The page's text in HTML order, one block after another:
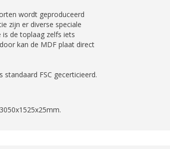
wordt geproduceerd
zijn er diverse speciale
de toplaag zelfs iets
kan de MDF plaat direct
FSC gecerticieerd.